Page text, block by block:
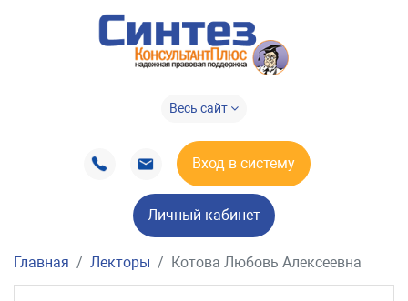
Весь сайт
Вход в систему
Личный кабинет
Главная Лекторы Котова Любовь Алексеевна